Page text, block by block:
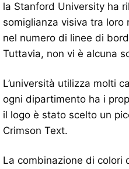
la Stanford University ha
somiglianza visiva tra
nel numero di linee di
Tuttavia, non vi è alcuna
L’università utilizza molti
ogni dipartimento ha i
il logo è stato scelto un
Crimson Text.
La combinazione di colori